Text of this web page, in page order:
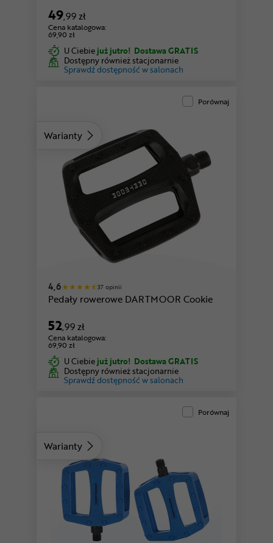
49,99 zł
Cena katalogowa:
69,90 zł
U Ciebie już jutro! Dostawa GRATIS
Dostępny również stacjonarnie
Sprawdź dostępność w salonach
Warianty
Porównaj
4,6 37 opinii
Pedały rowerowe DARTMOOR Cookie
52,99 zł
Cena katalogowa:
69,90 zł
U Ciebie już jutro! Dostawa GRATIS
Dostępny również stacjonarnie
Sprawdź dostępność w salonach
Warianty
Porównaj